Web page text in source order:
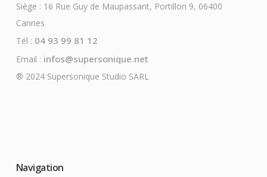
Siège : 16 Rue Guy de Maupassant, Portillon 9, 06400
Cannes
Tél : 04 93 99 81 12
Email : infos@supersonique.net
® 2024 Supersonique Studio SARL
Navigation